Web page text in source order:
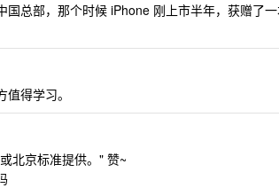
国总部，那个时候 iPhone 刚上市半年，获赠了
得学习。
北京标准提供。" 赞~